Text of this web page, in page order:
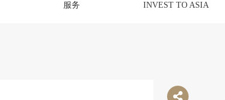
服务 INVEST TO ASIA